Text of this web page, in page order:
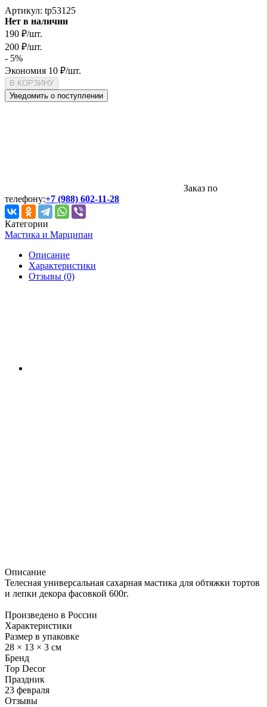
Артикул: tp53125
Нет в наличии
190 ₽/шт.
200 ₽/шт.
- 5%
Экономия 10 ₽/шт.
В КОРЗИНУ
Уведомить о поступлении
Заказ по
телефону:+7 (988) 602-11-28
Категории
Мастика и Марципан
Описание
Характеристики
Отзывы (0)
Описание
Телесная универсальная сахарная мастика для обтяжки тортов
и лепки декора фасовкой 600г.
Произведено в России
Характеристики
Размер в упаковке
28 × 13 × 3 см
Бренд
Top Decor
Праздник
23 февраля
Отзывы